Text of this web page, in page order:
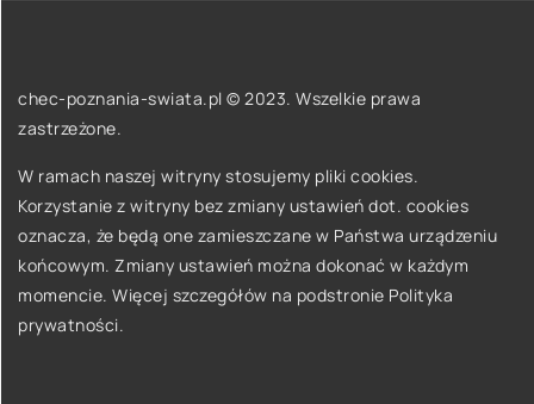
chec-poznania-swiata.pl © 2023. Wszelkie prawa
zastrzeżone.
W ramach naszej witryny stosujemy pliki cookies.
Korzystanie z witryny bez zmiany ustawień dot. cookies
oznacza, że będą one zamieszczane w Państwa urządzeniu
końcowym. Zmiany ustawień można dokonać w każdym
momencie. Więcej szczegółów na podstronie Polityka
prywatności.